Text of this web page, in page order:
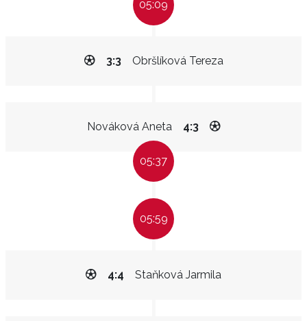
05:09
Obršlíková Tereza
3:3
Nováková Aneta 4:3
05:37
05:59
Staňková Jarmila
4:4